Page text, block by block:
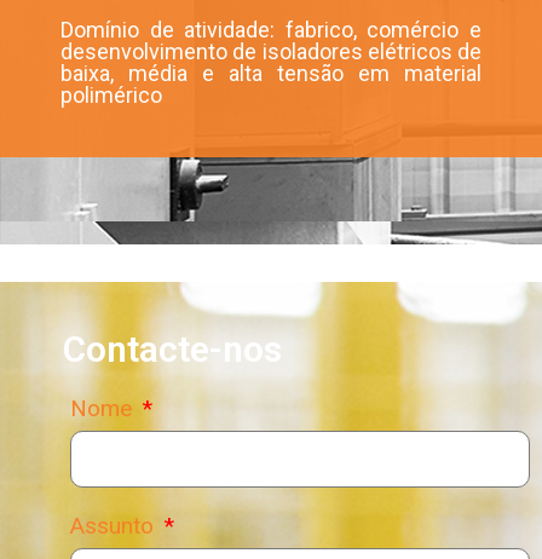
Domínio de atividade: fabrico, comércio e
desenvolvimento de isoladores elétricos de
baixa, média e alta tensão em material
polimérico
Contacte-nos
Nome
Assunto